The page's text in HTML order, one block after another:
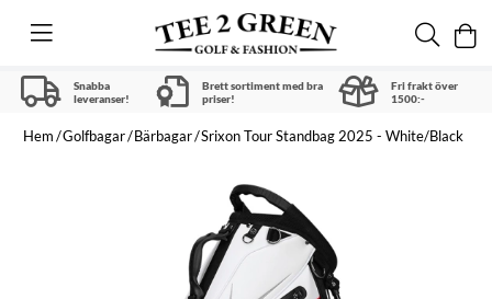
Snabba
leveranser!
Brett sortiment med bra
priser!
Fri frakt över
1500:-
Hem Golfbagar Bärbagar Srixon Tour Standbag 2025 - White/Black